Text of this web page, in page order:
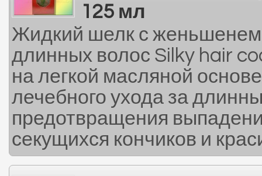
125 мл
Жидкий шелк с женьшенем
длинных волос Silky hair
на легкой масляной
лечебного ухода за
предотвращения
секущихся кончиков и